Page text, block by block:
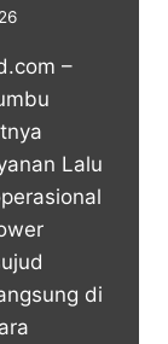
–
Lalu
di